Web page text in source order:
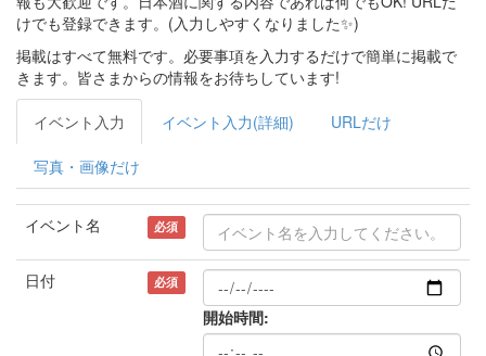
けでも登録できます。(入力しやすくなりました✨)
掲載はすべて無料です。必要事項を入力するだけで簡単に掲載で
きます。皆さまからの情報をお待ちしています!
イベント入力 イベント入力(詳細) URLだけ
写真・画像だけ
イベント名 必須
日付 必須
開始時間: